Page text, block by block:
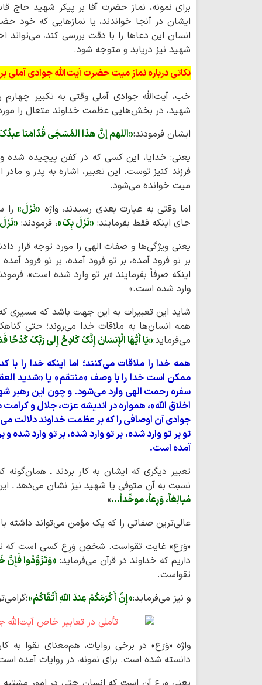
برای نمونه، نماز حضرت آقا بر پیکر شهید حاج
ایشان در آنجا خواندند، یا نمازهایی که خود
انسان این دعاها را با دقت بررسی کند، می‌تواند
شهید نیز دریابد و متوجه شود.
نکاتی درباره نماز میت حضرت آیت‌الله جوادی آملی
خب، آیت‌الله جوادی آملی وقتی به تکبیر
شهید، در بخش‌هایی عظمت خداوند متعال را مورد
ایشان فرمودند:«اللهم إنَّ هذا المُسَجّی قُدّامَنا
یعنی: خدایا، این کسی که در کفن پیچیده شده و
فرزند کنیز توست. این تعبیر، اشاره به پدر و
میت خوانده می‌شود.
اما وقتی به عبارت بعدی رسیدند، واژه «نَزَلَ» را
جای اینکه فقط بفرمایند: «نَزَلَ بِکَ»، فرمودند:
یعنی ویژگی‌ها و صفات الهی را مورد توجه قرار
بر تو فرود آمده، بر تو فرود آمده، بر تو
اینکه صرفاً بفرمایند «بر تو وارد شده است»،
وارد شده است.»
شاید این تعبیرات به این جهت باشد که مسیری
همه انسان‌ها به ملاقات خدا می‌روند؛ حتی
می‌فرماید:«یَا أَیُّهَا الْإِنسَانُ إِنَّکَ کَادِحٌ إِلَیٰ رَبِّکَ کَدْحًا
همه خدا را ملاقات می‌کنند؛ اما اینکه خدا را
ممکن است خدا را با وصف «منتقم» یا «شدید
سفره رحمت الهی وارد می‌شود. و چون این رهبر
اخلاق الله»، همواره در اندیشه عزت، جلال و
جوادی آن اوصافی را که بر عظمت خداوند دلالت
تو بر تو وارد شده، بر تو وارد شده، بر تو وارد
آمده است.
تعبیر دیگری که ایشان به کار بردند ـ
نسبت به آن متوفی یا شهید نیز نشان می‌دهد ـ
مُبالِغاً، وَرِعاً، موحِّداً...»
عالی‌ترین صفاتی را که یک مؤمن می‌تواند داشته
«وَرَع» غایت تقواست. شخصِ وَرِع کسی است که
داریم که خداوند در قرآن می‌فرماید: «وَتَزَوَّدُوا فَإِنَّ
تقواست.
و نیز می‌فرماید:«إِنَّ أَکْرَمَکُمْ عِندَ اللَّهِ أَتْقَاکُمْ»
واژه «وَرَع» در برخی روایات، هم‌معنای تقوا به
دانسته شده است. برای نمونه، در روایات آمده